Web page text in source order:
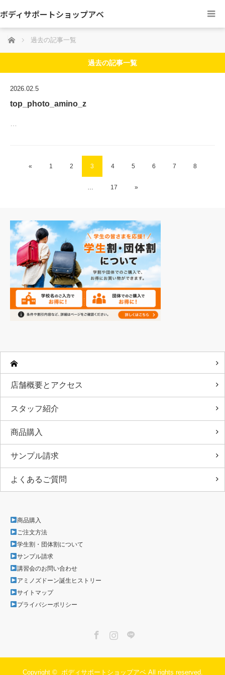
ボディサポートショップアベ
ホーム 過去の記事一覧
過去の記事一覧
2026.02.5
top_photo_amino_z
« 1 2 3 4 5 6 7 8
… 17 »
店舗概要とアクセス
スタッフ紹介
商品購入
サンプル請求
よくあるご質問
商品購入
ご注文方法
学生割・団体割について
サンプル請求
講習会のお問い合わせ
アミノズドーン誕生ヒストリー
サイトマップ
プライバシーポリシー
Copyright © ボディサポートショップアベAll rights reserved.